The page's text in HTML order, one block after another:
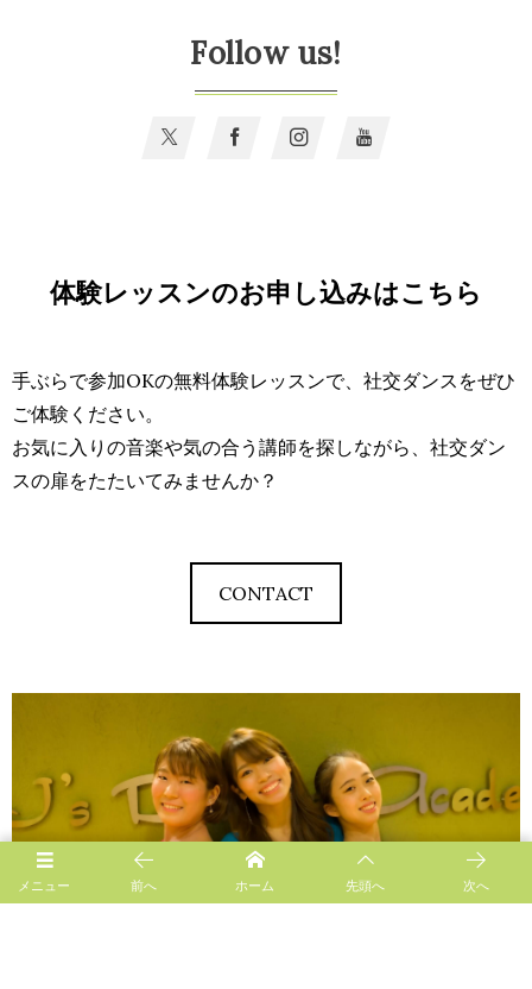
Follow us!
体験レッスンのお申し込みはこちら
手ぶらで参加OKの無料体験レッスンで、社交ダンスをぜひ
ご体験ください。
お気に入りの音楽や気の合う講師を探しながら、社交ダン
スの扉をたたいてみませんか？
CONTACT
メニュー 前へ ホーム 先頭へ 次へ